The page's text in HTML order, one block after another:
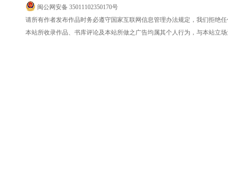
闽公网安备 35011102350170号
请所有作者发布作品时务必遵守国家互联网信息管理办法规定，我们拒绝
本站所收录作品、书库评论及本站所做之广告均属其个人行为，与本站立